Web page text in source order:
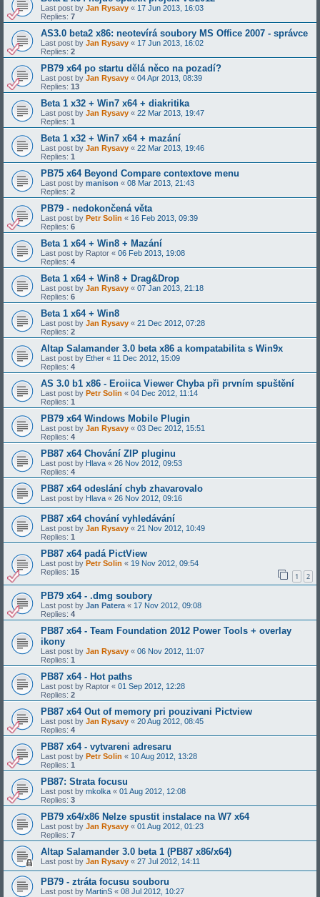
Last post by Jan Rysavy « 17 Jun 2013, 16:03
Replies: 7
AS3.0 beta2 x86: neotevírá soubory MS Office 2007 - správce
Last post by Jan Rysavy « 17 Jun 2013, 16:02
Replies: 2
PB79 x64 po startu dělá něco na pozadí?
Last post by Jan Rysavy « 04 Apr 2013, 08:39
Replies: 13
Beta 1 x32 + Win7 x64 + diakritika
Last post by Jan Rysavy « 22 Mar 2013, 19:47
Replies: 1
Beta 1 x32 + Win7 x64 + mazání
Last post by Jan Rysavy « 22 Mar 2013, 19:46
Replies: 1
PB75 x64 Beyond Compare contextove menu
Last post by manison « 08 Mar 2013, 21:43
Replies: 2
PB79 - nedokončená věta
Last post by Petr Solin « 16 Feb 2013, 09:39
Replies: 6
Beta 1 x64 + Win8 + Mazání
Last post by Raptor « 06 Feb 2013, 19:08
Replies: 4
Beta 1 x64 + Win8 + Drag&Drop
Last post by Jan Rysavy « 07 Jan 2013, 21:18
Replies: 6
Beta 1 x64 + Win8
Last post by Jan Rysavy « 21 Dec 2012, 07:28
Replies: 2
Altap Salamander 3.0 beta x86 a kompatabilita s Win9x
Last post by Ether « 11 Dec 2012, 15:09
Replies: 4
AS 3.0 b1 x86 - Eroiica Viewer Chyba při prvním spuštění
Last post by Petr Solin « 04 Dec 2012, 11:14
Replies: 1
PB79 x64 Windows Mobile Plugin
Last post by Jan Rysavy « 03 Dec 2012, 15:51
Replies: 4
PB87 x64 Chování ZIP pluginu
Last post by Hlava « 26 Nov 2012, 09:53
Replies: 4
PB87 x64 odeslání chyb zhavarovalo
Last post by Hlava « 26 Nov 2012, 09:16
PB87 x64 chování vyhledávání
Last post by Jan Rysavy « 21 Nov 2012, 10:49
Replies: 1
PB87 x64 padá PictView
Last post by Petr Solin « 19 Nov 2012, 09:54
Replies: 15 1 2
PB79 x64 - .dmg soubory
Last post by Jan Patera « 17 Nov 2012, 09:08
Replies: 4
PB87 x64 - Team Foundation 2012 Power Tools + overlay
ikony
Last post by Jan Rysavy « 06 Nov 2012, 11:07
Replies: 1
PB87 x64 - Hot paths
Last post by Raptor « 01 Sep 2012, 12:28
Replies: 2
PB87 x64 Out of memory pri pouzivani Pictview
Last post by Jan Rysavy « 20 Aug 2012, 08:45
Replies: 4
PB87 x64 - vytvareni adresaru
Last post by Petr Solin « 10 Aug 2012, 13:28
Replies: 1
PB87: Strata focusu
Last post by mkolka « 01 Aug 2012, 12:08
Replies: 3
PB79 x64/x86 Nelze spustit instalace na W7 x64
Last post by Jan Rysavy « 01 Aug 2012, 01:23
Replies: 7
Altap Salamander 3.0 beta 1 (PB87 x86/x64)
Last post by Jan Rysavy « 27 Jul 2012, 14:11
PB79 - ztráta focusu souboru
Last post by MartinS « 08 Jul 2012, 10:27